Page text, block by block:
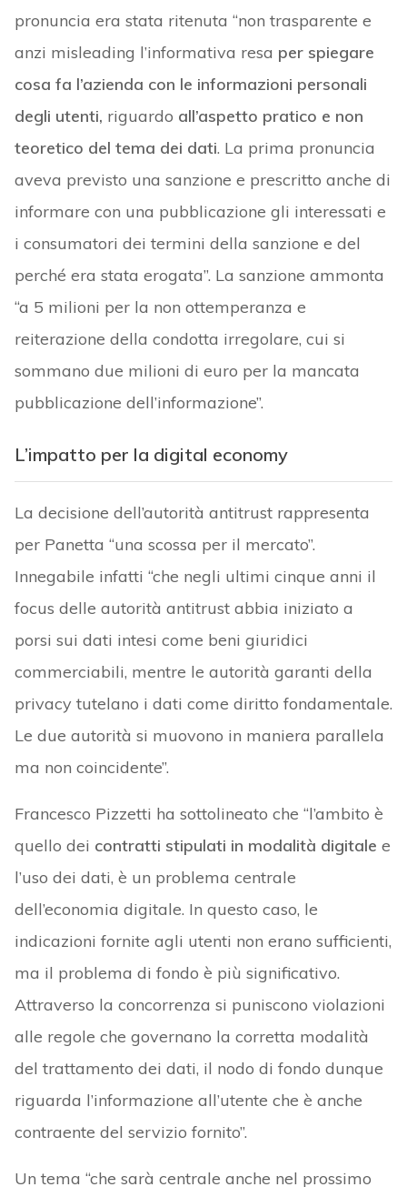
pronuncia era stata ritenuta “non trasparente e
anzi misleading l’informativa resa per spiegare
cosa fa l’azienda con le informazioni personali
degli utenti, riguardo all’aspetto pratico e non
teoretico del tema dei dati. La prima pronuncia
aveva previsto una sanzione e prescritto anche di
informare con una pubblicazione gli interessati e
i consumatori dei termini della sanzione e del
perché era stata erogata”. La sanzione ammonta
“a 5 milioni per la non ottemperanza e
reiterazione della condotta irregolare, cui si
sommano due milioni di euro per la mancata
pubblicazione dell’informazione”.
L’impatto per la digital economy
La decisione dell’autorità antitrust rappresenta
per Panetta “una scossa per il mercato”.
Innegabile infatti “che negli ultimi cinque anni il
focus delle autorità antitrust abbia iniziato a
porsi sui dati intesi come beni giuridici
commerciabili, mentre le autorità garanti della
privacy tutelano i dati come diritto fondamentale.
Le due autorità si muovono in maniera parallela
ma non coincidente”.
Francesco Pizzetti ha sottolineato che “l’ambito è
quello dei contratti stipulati in modalità digitale e
l’uso dei dati, è un problema centrale
dell’economia digitale. In questo caso, le
indicazioni fornite agli utenti non erano sufficienti,
ma il problema di fondo è più significativo.
Attraverso la concorrenza si puniscono violazioni
alle regole che governano la corretta modalità
del trattamento dei dati, il nodo di fondo dunque
riguarda l’informazione all’utente che è anche
contraente del servizio fornito”.
Un tema “che sarà centrale anche nel prossimo